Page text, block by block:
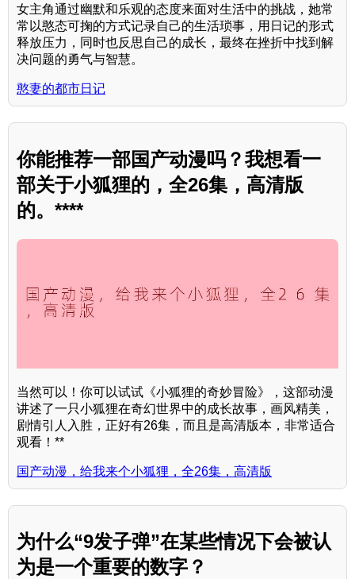
女主角通过幽默和乐观的态度来面对生活中的挑战，她常
常以憨态可掬的方式记录自己的生活琐事，用日记的形式
释放压力，同时也反思自己的成长，最终在挫折中找到解
决问题的勇气与智慧。
憨妻的都市日记
你能推荐一部国产动漫吗？我想看一
部关于小狐狸的，全26集，高清版
的。****
当然可以！你可以试试《小狐狸的奇妙冒险》，这部动漫
讲述了一只小狐狸在奇幻世界中的成长故事，画风精美，
剧情引人入胜，正好有26集，而且是高清版本，非常适合
观看！**
国产动漫，给我来个小狐狸，全26集，高清版
为什么“9发子弹”在某些情况下会被认
为是一个重要的数字？